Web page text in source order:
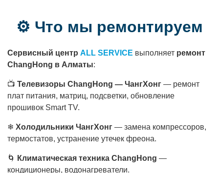
⚙ Что мы ремонтируем
Сервисный центр ALL SERVICE выполняет ремонт
ChangHong в Алматы:
📺 Телевизоры ChangHong — ЧангХонг — ремонт
плат питания, матриц, подсветки, обновление
прошивок Smart TV.
❄ Холодильники ЧангХонг — замена компрессоров,
термостатов, устранение утечек фреона.
🌀 Климатическая техника ChangHong —
кондиционеры, водонагреватели.